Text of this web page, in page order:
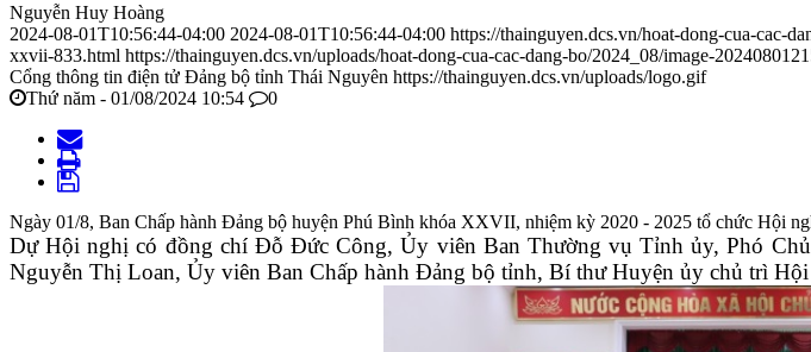
Nguyễn Huy Hoàng
2024-08-01T10:56:44-04:00 2024-08-01T10:56:44-04:00 https://thainguyen.dcs.vn/hoat-dong-cua-cac-
xxvii-833.html https://thainguyen.dcs.vn/uploads/hoat-dong-cua-cac-dang-bo/2024_08/image-
Cổng thông tin điện tử Đảng bộ tỉnh Thái Nguyên https://thainguyen.dcs.vn/uploads/logo.gif
Thứ năm - 01/08/2024 10:54
0
Ngày 01/8, Ban Chấp hành Đảng bộ huyện Phú Bình khóa XXVII, nhiệm kỳ 2020 - 2025 tổ chức Hội
Dự Hội nghị có đồng chí Đỗ Đức Công, Ủy viên Ban Thường vụ Tỉnh ủy, Phó
Nguyễn Thị Loan, Ủy viên Ban Chấp hành Đảng bộ tỉnh, Bí thư Huyện ủy chủ trì